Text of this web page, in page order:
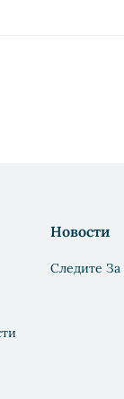
Новости
Следите